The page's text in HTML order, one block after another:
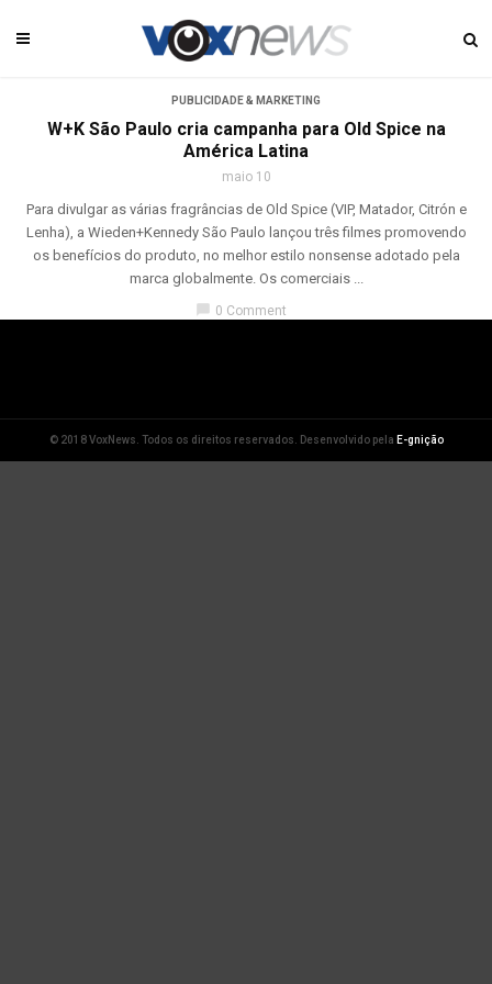
PUBLICIDADE & MARKETING
W+K São Paulo cria campanha para Old Spice na
América Latina
maio 10
Para divulgar as várias fragrâncias de Old Spice (VIP, Matador, Citrón e
Lenha), a Wieden+Kennedy São Paulo lançou três filmes promovendo
os benefícios do produto, no melhor estilo nonsense adotado pela
marca globalmente. Os comerciais ...
chat_bubble 0 Comment
© 2018 VoxNews. Todos os direitos reservados. Desenvolvido pela E-gnição